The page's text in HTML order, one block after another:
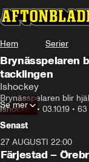
Hem Serier
Brynässpelaren
tacklingen
Ishockey
Brynässpelaren blir
Ishockey• 03.10.19 • 63
Se mer
Senast
Plus
27 AUGUSTI 22:00
Färjestad –